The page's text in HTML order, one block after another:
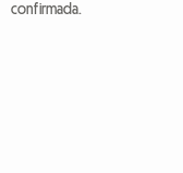
confirmada.